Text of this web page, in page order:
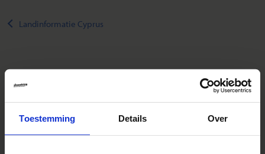
Toestemming Details Over
Landinformatie Cyprus
Reizen met Shoestring